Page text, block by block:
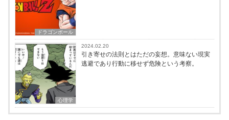
ドラゴンボール
心理学
2024.02.20
引き寄せの法則とはただの妄想。意味ない現実
逃避であり行動に移せず危険という考察。